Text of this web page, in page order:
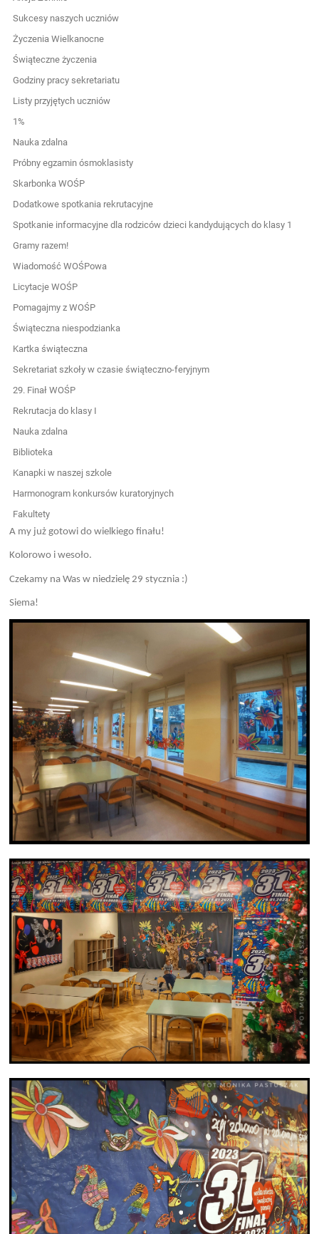
Sukcesy naszych uczniów
Życzenia Wielkanocne
Świąteczne życzenia
Godziny pracy sekretariatu
Listy przyjętych uczniów
1%
Nauka zdalna
Próbny egzamin ósmoklasisty
Skarbonka WOŚP
Dodatkowe spotkania rekrutacyjne
Spotkanie informacyjne dla rodziców dzieci kandydujących do klasy 1
Gramy razem!
Wiadomość WOŚPowa
Licytacje WOŚP
Pomagajmy z WOŚP
Świąteczna niespodzianka
Kartka świąteczna
Sekretariat szkoły w czasie świąteczno-feryjnym
29. Finał WOŚP
Rekrutacja do klasy I
Nauka zdalna
Biblioteka
Kanapki w naszej szkole
Harmonogram konkursów kuratoryjnych
Fakultety
A my już gotowi do wielkiego finału!
Kolorowo i wesoło.
Czekamy na Was w niedzielę 29 stycznia :)
Siema!